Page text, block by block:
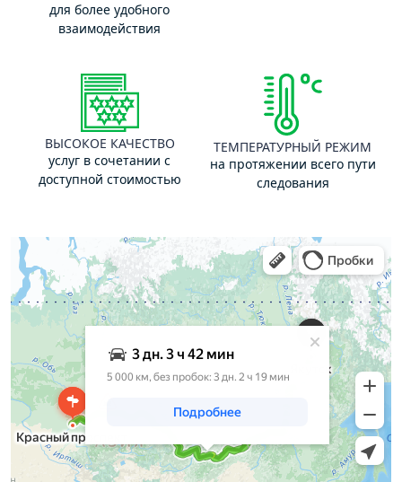
для более удобного
взаимодействия
ВЫСОКОЕ КАЧЕСТВО
услуг в сочетании с
доступной стоимостью
ТЕМПЕРАТУРНЫЙ РЕЖИМ
на протяжении всего пути
следования